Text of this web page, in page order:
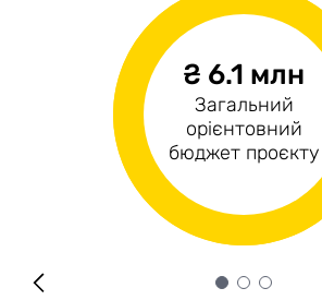
₴ 6.1 млн
Загальний
орієнтовний
бюджет проєкту
₴4.9 млн
Капітальні витрати
₴1.2 млн
Операційні
витрати